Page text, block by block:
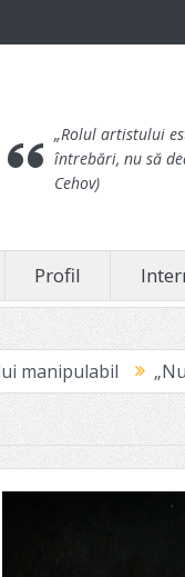
„Rolul artistului
întrebări, nu să
Cehov)
Profil
„Nu atingi